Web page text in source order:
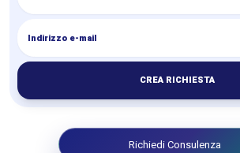
CREA RICHIESTA
Richiedi Consulenza